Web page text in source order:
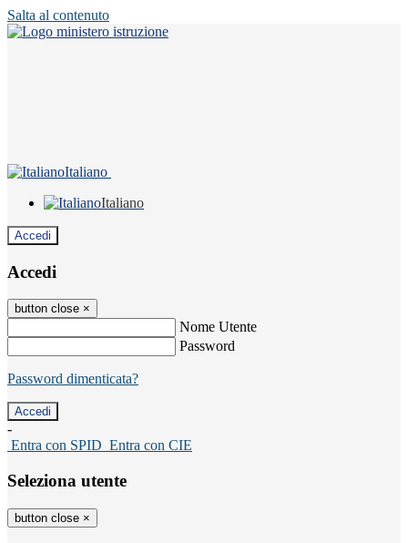
Salta al contenuto
Italiano
Italiano
Accedi
Accedi
button close ×
Nome Utente
Password
Password dimenticata?
-
Entra con SPID Entra con CIE
Seleziona utente
button close ×